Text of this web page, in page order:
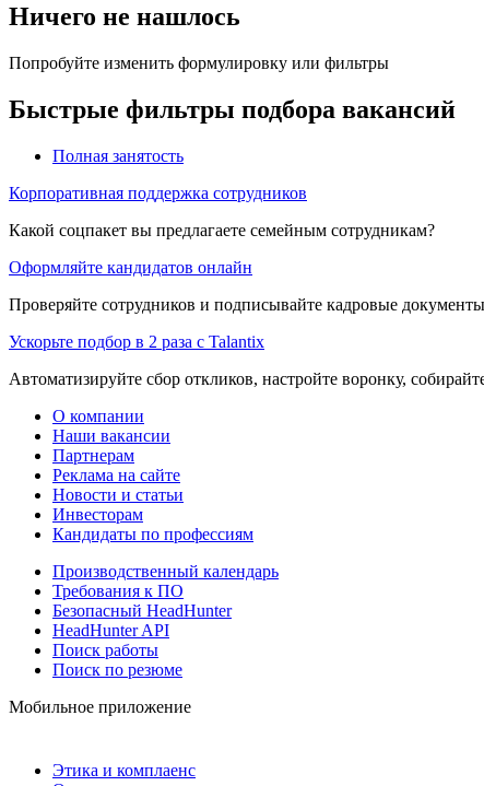
Ничего не нашлось
Попробуйте изменить формулировку или фильтры
Быстрые фильтры подбора вакансий
Полная занятость
Корпоративная поддержка сотрудников
Какой соцпакет вы предлагаете семейным сотрудникам?
Оформляйте кандидатов онлайн
Проверяйте сотрудников и подписывайте кадровые
Ускорьте подбор в 2 раза с Talantix
Автоматизируйте сбор откликов, настройте воронку,
О компании
Наши вакансии
Партнерам
Реклама на сайте
Новости и статьи
Инвесторам
Кандидаты по профессиям
Производственный календарь
Требования к ПО
Безопасный HeadHunter
HeadHunter API
Поиск работы
Поиск по резюме
Мобильное приложение
Этика и комплаенс